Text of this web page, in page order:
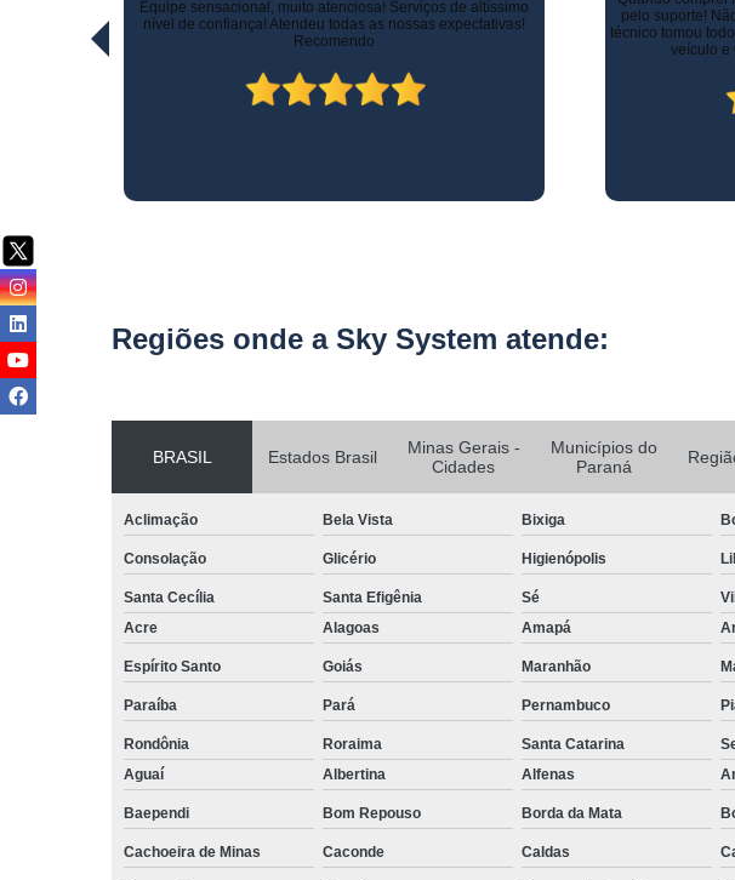
pelo suporte! Não demoraram para marcar a instalação e o
técnico tomou todo cuidado com meu carro. Estou trocando de
veículo e vou instalar no outro! Recomendo!
Gerais.
Inicialmente já
Atualmente,
Regiões onde a Sky System atende:
BRASIL Estados Brasil
Minas Gerais -
Cidades
Municípios do
Paraná
Aclimação Bela Vista Bixiga
Consolação Glicério Higienópolis
Santa Cecília Santa Efigênia Sé
Acre
Alagoas Amapá
Espírito Santo Goiás Maranhão
Paraíba Pará Pernambuco
Rondônia Roraima Santa Catarina
Aguaí
Albertina Alfenas
Baependi Bom Repouso Borda da Mata
Cachoeira de Minas Caconde Caldas